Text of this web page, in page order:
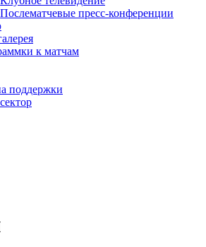
Послематчевые пресс-конференции
к матчам
поддержки